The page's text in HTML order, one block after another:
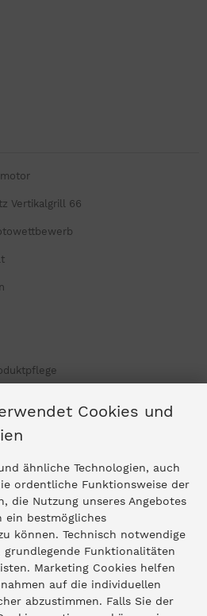
Vertikalgrill 66
Cookies und
ähnliche Technologien, auch
ordentliche Funktionsweise der
die Nutzung unseres Angebotes
ein bestmögliches
können. Technisch notwendige
grundlegende Funktionalitäten
Marketing Cookies helfen
auf die individuellen
abzustimmen. Falls Sie der